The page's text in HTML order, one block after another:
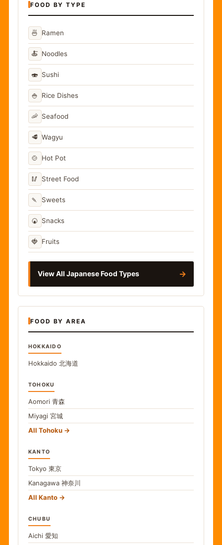
FOOD BY TYPE
🍜 Ramen
🍝 Noodles
🍣 Sushi
🍚 Rice Dishes
🦐 Seafood
🥩 Wagyu
🍲 Hot Pot
🥢 Street Food
🍡 Sweets
🍘 Snacks
🍓 Fruits
View All Japanese Food Types →
FOOD BY AREA
HOKKAIDO
Hokkaido 北海道
TOHOKU
Aomori 青森
Miyagi 宮城
All Tohoku
KANTO
Tokyo 東京
Kanagawa 神奈川
All Kanto
CHUBU
Aichi 愛知